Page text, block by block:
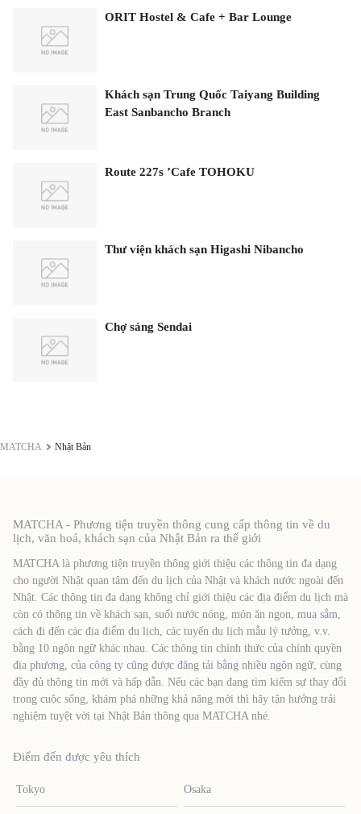
ORIT Hostel & Cafe + Bar Lounge
Khách sạn Trung Quốc Taiyang Building
East Sanbancho Branch
Route 227s ’Cafe TOHOKU
Thư viện khách sạn Higashi Nibancho
Chợ sáng Sendai
MATCHA Nhật Bản
MATCHA - Phương tiện truyền thông cung cấp thông tin về du
lịch, văn hoá, khách sạn của Nhật Bản ra thế giới
MATCHA là phương tiện truyền thông giới thiệu các thông tin đa dạng
cho người Nhật quan tâm đến du lịch của Nhật và khách nước ngoài đến
Nhật. Các thông tin đa dạng không chỉ giới thiệu các địa điểm du lịch mà
còn có thông tin về khách sạn, suối nước nóng, món ăn ngon, mua sắm,
cách đi đến các địa điểm du lịch, các tuyến du lịch mẫu lý tưởng, v.v.
bằng 10 ngôn ngữ khác nhau. Các thông tin chính thức của chính quyền
địa phương, của công ty cũng được đăng tải bằng nhiều ngôn ngữ, cùng
đầy đủ thông tin mới và hấp dẫn. Nếu các bạn đang tìm kiếm sự thay đổi
trong cuộc sống, khám phá những khả năng mới thì hãy tận hưởng trải
nghiệm tuyệt vời tại Nhật Bản thông qua MATCHA nhé.
Điểm đến được yêu thích
Tokyo Osaka